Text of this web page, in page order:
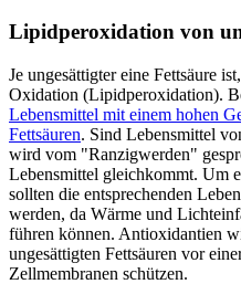
Lipidperoxidation von
Je ungesättigter eine Fettsäure
Oxidation (Lipidperoxidation).
Lebensmittel mit einem hohen
Fettsäuren. Sind Lebensmittel
wird vom "Ranzigwerden"
Lebensmittel gleichkommt. Um
sollten die entsprechenden
werden, da Wärme und
führen können. Antioxidantien
ungesättigten Fettsäuren vor
Zellmembranen schützen.